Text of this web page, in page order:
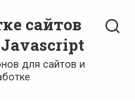
сайтов
Javascript
для сайтов и